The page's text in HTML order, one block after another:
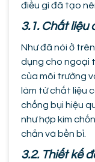
điều gì đã tạo
3.1. Chất liệu
Như đã nói ở
dụng cho ngoại
của môi trường
làm từ chất liệu
chống bụi hiệu
như hợp kim
chắn và bền bỉ.
3.2. Thiết kế